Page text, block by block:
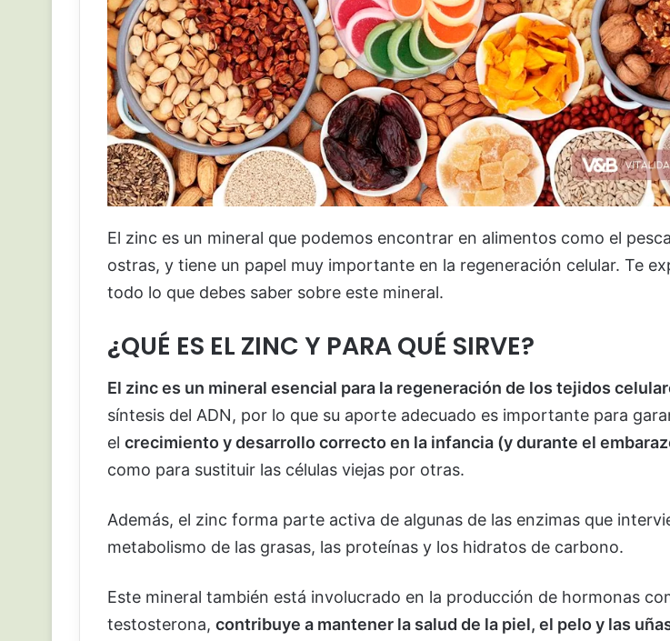
El zinc es un mineral que podemos encontrar en alimentos como el
ostras, y tiene un papel muy importante en la regeneración celular. Te
todo lo que debes saber sobre este mineral.
¿QUÉ ES EL ZINC Y PARA QUÉ SIRVE?
El zinc es un mineral esencial para la regeneración de los tejidos
síntesis del ADN, por lo que su aporte adecuado es importante para
el crecimiento y desarrollo correcto en la infancia (y durante el
como para sustituir las células viejas por otras.
Además, el zinc forma parte activa de algunas de las enzimas que
metabolismo de las grasas, las proteínas y los hidratos de carbono.
Este mineral también está involucrado en la producción de hormonas
testosterona, contribuye a mantener la salud de la piel, el pelo y las